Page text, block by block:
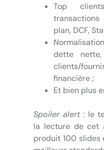
Top
transactions
plan, DCF,
dette
clients/
financière ;
Et bien plus
Spoiler alert : le
la lecture de cet
produit 100 slides